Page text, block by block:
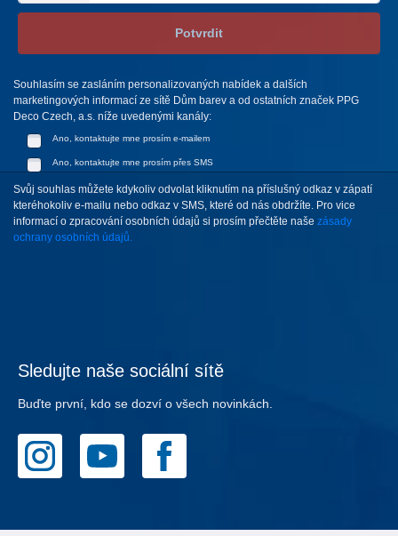
Potvrdit
Souhlasím se zasláním personalizovaných nabídek a dalších
marketingových informací ze sítě Dům barev a od ostatních značek PPG
Deco Czech, a.s. níže uvedenými kanály:
Ano, kontaktujte mne prosím e-mailem
Ano, kontaktujte mne prosím přes SMS
Svůj souhlas můžete kdykoliv odvolat kliknutím na příslušný odkaz v zápatí
kteréhokoliv e-mailu nebo odkaz v SMS, které od nás obdržíte. Pro vice
informací o zpracování osobních údajů si prosím přečtěte naše zásady
ochrany osobních údajů.
Sledujte naše sociální sítě
Buďte první, kdo se dozví o všech novinkách.